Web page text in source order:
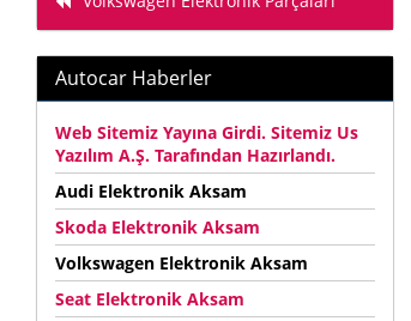
Autocar Haberler
Web Sitemiz Yayına Girdi. Sitemiz Us
Yazılım A.Ş. Tarafından Hazırlandı.
Audi Elektronik Aksam
Skoda Elektronik Aksam
Volkswagen Elektronik Aksam
Seat Elektronik Aksam